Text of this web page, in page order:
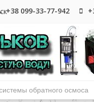
+38 099-33-77-942
обратного осмоса